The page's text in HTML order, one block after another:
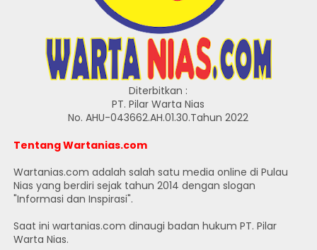
Diterbitkan :
PT. Pilar Warta Nias
No. AHU-043662.AH.01.30.Tahun 2022
Tentang Wartanias.com
Wartanias.com adalah salah satu media online di Pulau
Nias yang berdiri sejak tahun 2014 dengan slogan
"Informasi dan Inspirasi".
Saat ini wartanias.com dinaugi badan hukum PT. Pilar
Warta Nias.